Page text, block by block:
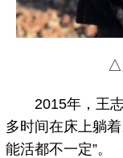
△
2015年，王志
多时间在床上躺
能活都不一定”。